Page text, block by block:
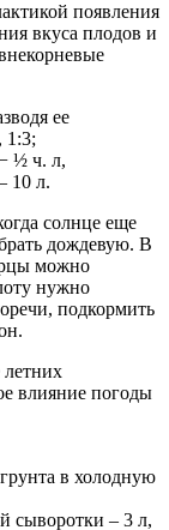
появления
вкуса плодов и
ее
1:3;
½ ч. л,
10 л.
солнце еще
дождевую. В
можно
нужно
подкормить
летних
влияние погоды
в холодную
сыворотки – 3 л,